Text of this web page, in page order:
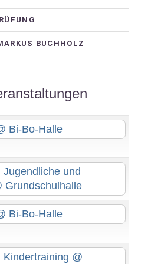
BUCHHOLZ
Bi-Bo-Halle
Jugendliche und
Grundschulhalle
Bi-Bo-Halle
Kindertraining @